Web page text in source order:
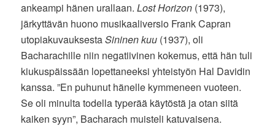
ankeampi hänen urallaan.Lost Horizon (1973),
järkyttävän huono musikaaliversio Frank Capran
utopiakuvauksestaSininen kuu (1937), oli
Bacharachille niin negatiivinen kokemus, että hän tuli
kiukuspäissään lopettaneeksi yhteistyön Hal Davidin
kanssa. ”En puhunut hänelle kymmeneen vuoteen.
Se oli minulta todella typerää käytöstä ja otan siitä
kaiken syyn”, Bacharach muisteli katuvaisena.